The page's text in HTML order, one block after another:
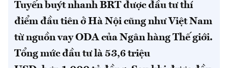
Tuyến buýt nhanh BRT được đầu tư thí
điểm đầu tiên ở Hà Nội cũng như Việt Nam
từ nguồn vay ODA của Ngân hàng Thế giới.
Tổng mức đầu tư là 53,6 triệu